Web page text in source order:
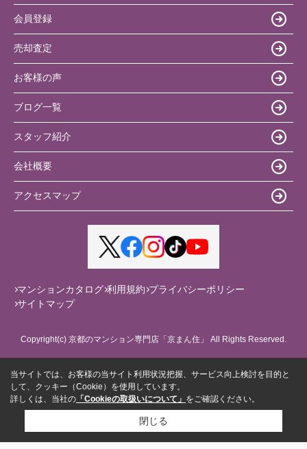
会員登録
売却査定
お客様の声
ブログ一覧
スタッフ紹介
会社概要
アクセスマップ
マンションカタログ 利用規約 プライバシーポリシー
サイトマップ
Copyright(c) 京都のマンション専門店「京まん住」 All Rights Reserved.
当サイトでは、お客様の当サイト利用状況把握、サービス向上検討を目的と
して、クッキー（Cookie）を使用しています。
詳しくは、当社の 「Cookieの取扱いについて」 をご確認ください。
閉じる